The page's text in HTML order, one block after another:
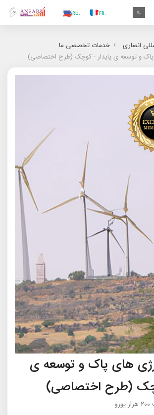
.RU
.ES
.IN
انصاری
خدمات تخصصی ما
پاک و توسعه ی پایدار - کوچک (طرح اختصاصی)
های پاک و توسعه ی
(طرح اختصاصی)